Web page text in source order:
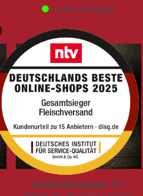
sofort verfügbar
Ausbeinmesser | F.